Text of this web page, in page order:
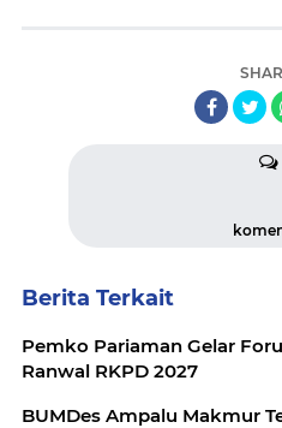
Berita Terkait
Pemko Pariaman Gelar
Ranwal RKPD 2027
BUMDes Ampalu Makmur